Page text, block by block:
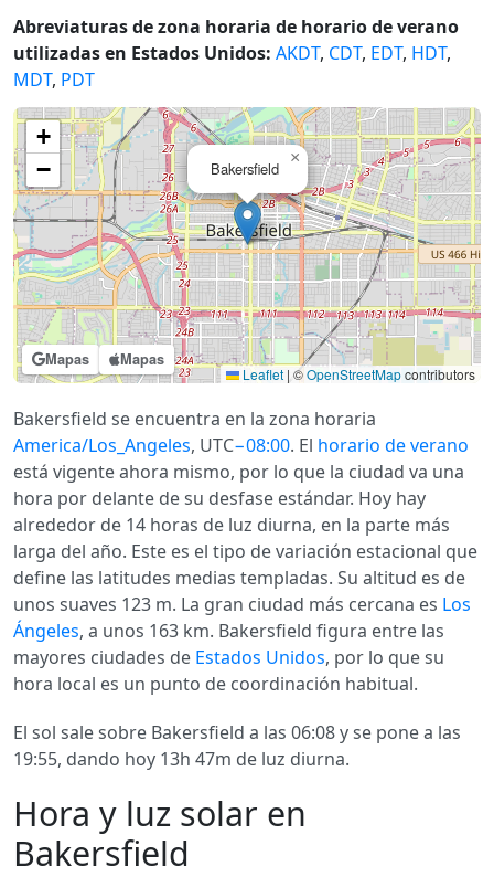
Abreviaturas de zona horaria de horario de verano
utilizadas en Estados Unidos: AKDT, CDT, EDT, HDT,
MDT, PDT
Mapas Mapas
Bakersfield
×
+
−
Leaflet | ©OpenStreetMapcontributors
Bakersfield se encuentra en la zona horaria
America/Los_Angeles, UTC−08:00. El horario de verano
está vigente ahora mismo, por lo que la ciudad va una
hora por delante de su desfase estándar. Hoy hay
alrededor de 14 horas de luz diurna, en la parte más
larga del año. Este es el tipo de variación estacional que
define las latitudes medias templadas. Su altitud es de
unos suaves 123 m. La gran ciudad más cercana es Los
Ángeles, a unos 163 km. Bakersfield figura entre las
mayores ciudades de Estados Unidos, por lo que su
hora local es un punto de coordinación habitual.
El sol sale sobre Bakersfield a las 06:08 y se pone a las
19:55, dando hoy 13h 47m de luz diurna.
Hora y luz solar en
Bakersfield